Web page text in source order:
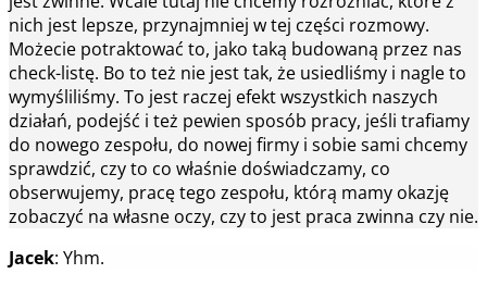
nich jest lepsze, przynajmniej w tej części rozmowy.
Możecie potraktować to, jako taką budowaną przez nas
check-listę. Bo to też nie jest tak, że usiedliśmy i nagle to
wymyśliliśmy. To jest raczej efekt wszystkich naszych
działań, podejść i też pewien sposób pracy, jeśli trafiamy
do nowego zespołu, do nowej firmy i sobie sami chcemy
sprawdzić, czy to co właśnie doświadczamy, co
obserwujemy, pracę tego zespołu, którą mamy okazję
zobaczyć na własne oczy, czy to jest praca zwinna czy nie.
Jacek: Yhm.